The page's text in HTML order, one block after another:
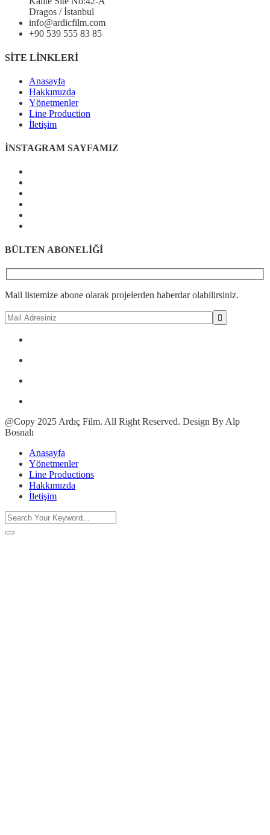
Dragos / İstanbul
info@ardicfilm.com
+90 539 555 83 85
SİTE LİNKLERİ
Anasayfa
Hakkımızda
Yönetmenler
Line Production
İletişim
İNSTAGRAM SAYFAMIZ
BÜLTEN ABONELİĞİ
Mail listemize abone olarak projelerden haberdar olabilirsiniz.
@Copy 2025 Ardıç Film. All Right Reserved. Design By Alp
Bosnalı
Anasayfa
Yönetmenler
Line Productions
Hakkımızda
İletişim